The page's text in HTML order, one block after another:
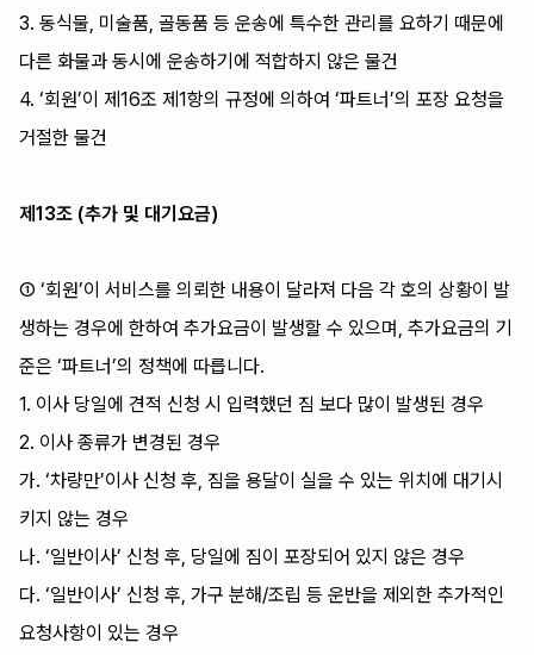
3. 동식물, 미술품, 골동품 등 운송에 특수한 관리를 요하기 때문에
다른 화물과 동시에 운송하기에 적합하지 않은 물건
4. ‘회원’이 제16조 제1항의 규정에 의하여 ‘파트너’의 포장 요청을
거절한 물건
제13조 (추가 및 대기요금)
① ‘회원’이 서비스를 의뢰한 내용이 달라져 다음 각 호의 상황이 발
생하는 경우에 한하여 추가요금이 발생할 수 있으며, 추가요금의 기
준은 ‘파트너’의 정책에 따릅니다.
1. 이사 당일에 견적 신청 시 입력했던 짐 보다 많이 발생된 경우
2. 이사 종류가 변경된 경우
가. ‘차량만’이사 신청 후, 짐을 용달이 실을 수 있는 위치에 대기시
키지 않는 경우
나. ‘일반이사’ 신청 후, 당일에 짐이 포장되어 있지 않은 경우
다. ‘일반이사’ 신청 후, 가구 분해/조립 등 운반을 제외한 추가적인
요청사항이 있는 경우